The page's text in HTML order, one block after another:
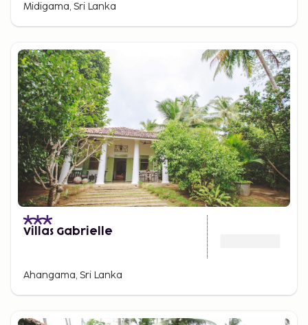
Midigama, Sri Lanka
Villas Gabrielle
Ahangama, Sri Lanka